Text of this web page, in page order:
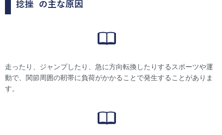
捻挫 の主な原因
走ったり、ジャンプしたり、急に方向転換したりするスポーツや運
動で、関節周囲の靭帯に負荷がかかることで発生することがありま
す。